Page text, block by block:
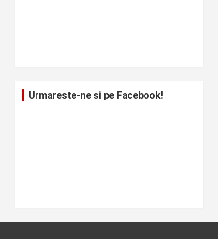
Urmareste-ne si pe Facebook!